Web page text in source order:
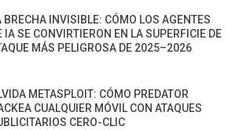
BRECHA INVISIBLE: CÓMO LOS AGENTES
IA SE CONVIRTIERON EN LA SUPERFICIE DE
MÁS PELIGROSA DE 2025–2026
METASPLOIT: CÓMO PREDATOR
CUALQUIER MÓVIL CON ATAQUES
CERO-CLIC